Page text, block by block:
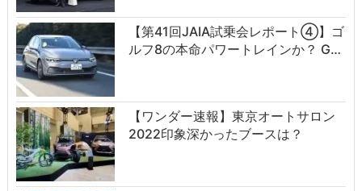
【第41回JAIA試乗会レポート④】ゴ
ルフ8の本命パワートレインか？ G…
【ワンダー速報】東京オートサロン
2022印象深かったブースは？